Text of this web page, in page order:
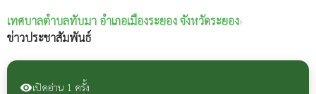
เทศบาลตำบลทับมา อำเภอเมืองระยอง จังหวัดระยอง›
ข่าวประชาสัมพันธ์
visibilityเปิดอ่าน 1 ครั้ง